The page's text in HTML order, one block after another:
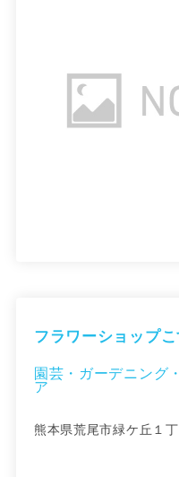
フラワーショップ
園芸・ガーデニング
ア
熊本県荒尾市緑ケ丘１丁